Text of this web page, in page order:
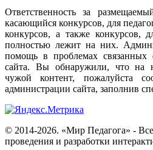
Ответственность
за
касающийся конкурсов, для
конкурсов, а также конкурсов,
полностью лежит на них.
помощь в проблемах связанных
сайта. Вы обнаружили, что на
чужой
контент, пожалуйста
администрации сайта, заполнив
© 2014-2026. «Мир Педагога» -
проведения и разработки